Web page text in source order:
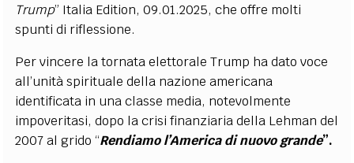
Trump” Italia Edition, 09.01.2025, che offre molti
spunti di riflessione.
Per vincere la tornata elettorale Trump ha dato voce
all’unità spirituale della nazione americana
identificata in una classe media, notevolmente
impoveritasi, dopo la crisi finanziaria della Lehman del
2007 al grido “Rendiamo l’America di nuovo grande”.